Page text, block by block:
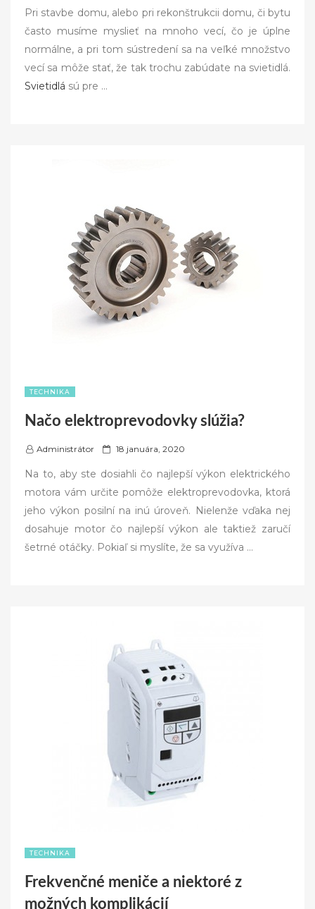
t
e
d
Pri stavbe domu, alebo pri rekonštrukcii domu, či bytu
často musíme myslieť na mnoho vecí, čo je úplne
normálne, a pri tom sústredení sa na veľké množstvo
vecí sa môže stať, že tak trochu zabúdate na svietidlá.
Svietidlá sú pre …
TECHNIKA
Načo elektroprevodovky slúžia?
Administrátor
P
t
e
d
o
18 januára, 2020
Na to, aby ste dosiahli čo najlepší výkon elektrického
motora vám určite pomôže elektroprevodovka, ktorá
jeho výkon posilní na inú úroveň. Nielenže vďaka nej
dosahuje motor čo najlepší výkon ale taktiež zaručí
šetrné otáčky. Pokiaľ si myslíte, že sa využíva …
TECHNIKA
Frekvenčné meniče a niektoré z
možných komplikácií